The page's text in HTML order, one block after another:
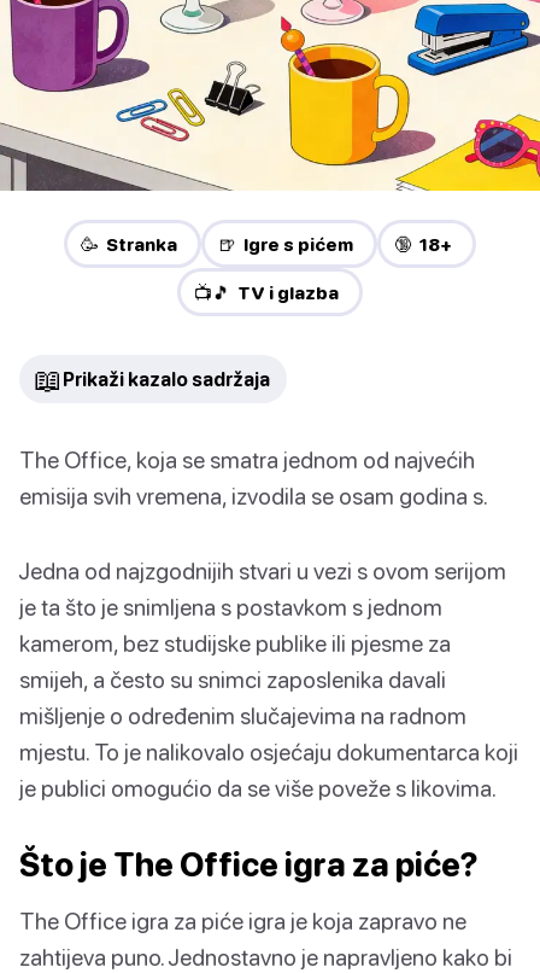
🥳 Stranka 🍺 Igre s pićem 🔞 18+
📺🎵 TV i glazba
📖 Prikaži kazalo sadržaja
The Office, koja se smatra jednom od najvećih
emisija svih vremena, izvodila se osam godina s.
Jedna od najzgodnijih stvari u vezi s ovom serijom
je ta što je snimljena s postavkom s jednom
kamerom, bez studijske publike ili pjesme za
smijeh, a često su snimci zaposlenika davali
mišljenje o određenim slučajevima na radnom
mjestu. To je nalikovalo osjećaju dokumentarca koji
je publici omogućio da se više poveže s likovima.
Što je The Office igra za piće?
The Office igra za piće igra je koja zapravo ne
zahtijeva puno. Jednostavno je napravljeno kako bi